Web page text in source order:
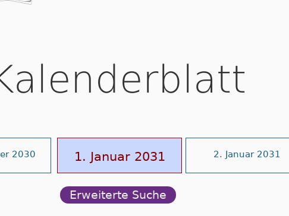
2030 1. Januar 2031 2. Januar 2031
Erweiterte Suche